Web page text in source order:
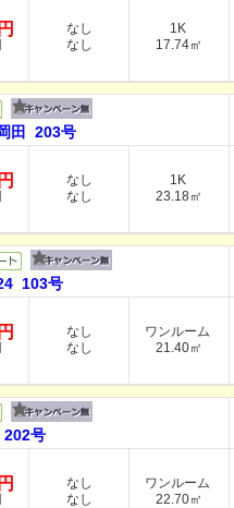
なし
なし
1K
17.74㎡
田 203号
なし
なし
1K
23.18㎡
103号
なし
なし
ワンルーム
21.40㎡
号
なし
なし
ワンルーム
22.70㎡